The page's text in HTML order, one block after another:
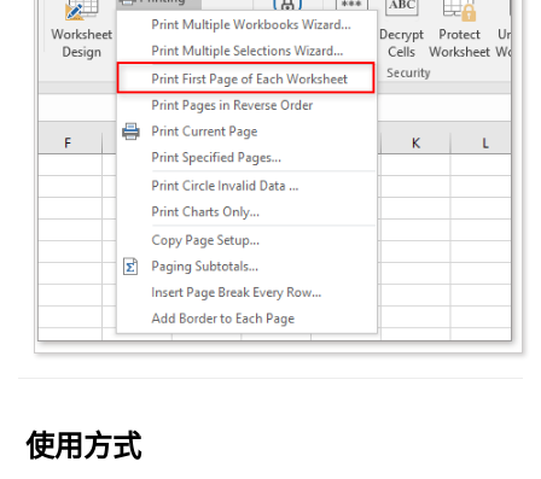
使用方式